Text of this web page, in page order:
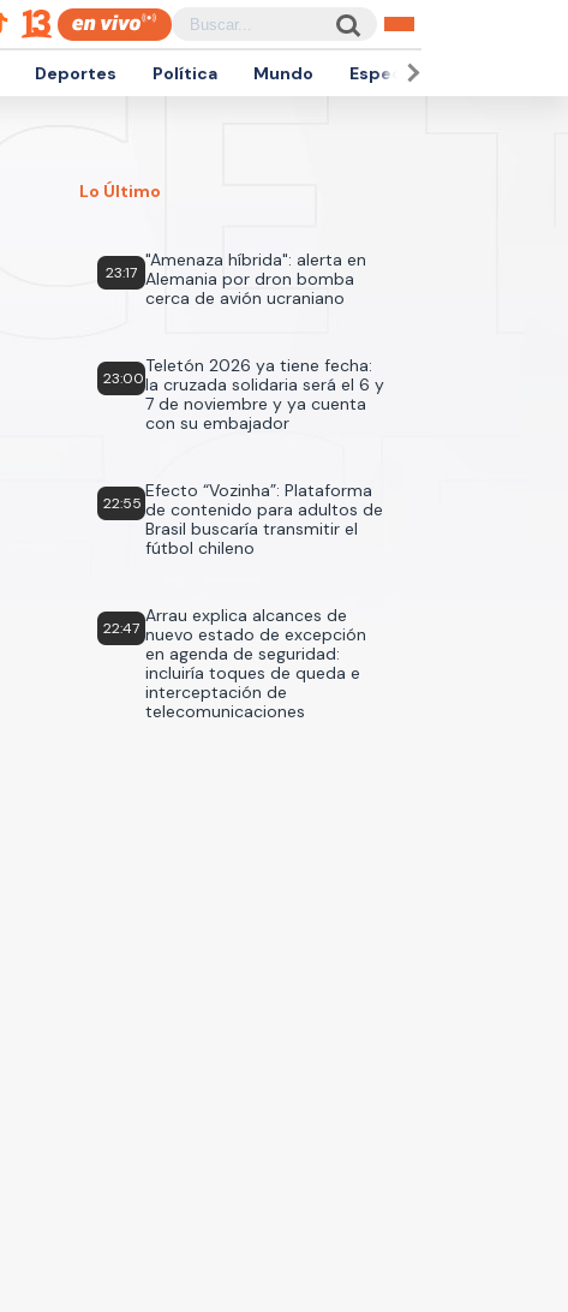
Deportes Política Mundo Espectáculos
Lo Último
23:17
"Amenaza híbrida": alerta en
Alemania por dron bomba
cerca de avión ucraniano
23:00
Teletón 2026 ya tiene fecha:
la cruzada solidaria será el 6 y
7 de noviembre y ya cuenta
con su embajador
22:55
Efecto “Vozinha”: Plataforma
de contenido para adultos de
Brasil buscaría transmitir el
fútbol chileno
22:47
Arrau explica alcances de
nuevo estado de excepción
en agenda de seguridad:
incluiría toques de queda e
interceptación de
telecomunicaciones